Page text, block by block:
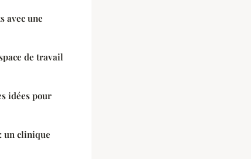
avec une
de travail
idées pour
un clinique